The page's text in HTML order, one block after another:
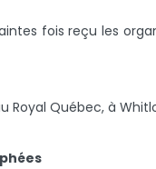
fois reçu les
Royal Québec, à